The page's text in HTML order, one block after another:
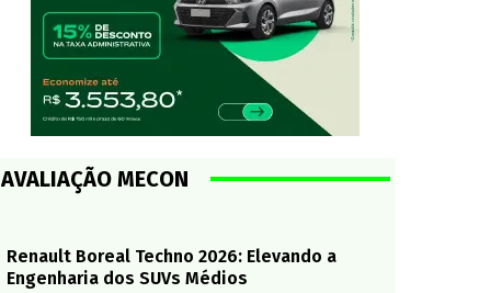
AVALIAÇÃO MECON
Renault Boreal Techno 2026: Elevando a
Engenharia dos SUVs Médios